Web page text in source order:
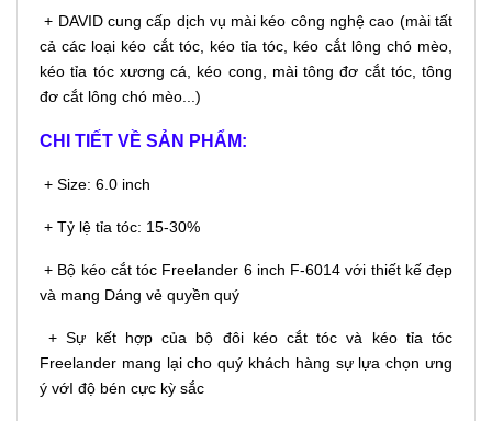
+ DAVID cung cấp dịch vụ mài kéo công nghệ cao (mài tất
cả các loại kéo cắt tóc, kéo tỉa tóc, kéo cắt lông chó mèo,
kéo tỉa tóc xương cá, kéo cong, mài tông đơ cắt tóc, tông
đơ cắt lông chó mèo...)
CHI TIẾT VỀ SẢN PHẨM:
+ Size: 6.0 inch
+ Tỷ lệ tỉa tóc: 15-30%
+ Bộ kéo cắt tóc Freelander 6 inch F-6014 với thiết kế đẹp
và mang Dáng vẻ quyền quý
+ Sự kết hợp của bộ đôi kéo cắt tóc và kéo tỉa tóc
Freelander mang lại cho quý khách hàng sự lựa chọn ưng
ý vớI độ bén cực kỳ sắc